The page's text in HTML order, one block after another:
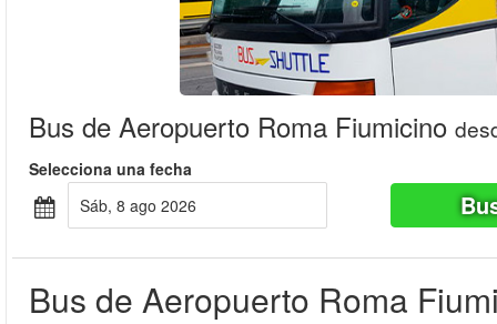
Bus de Aeropuerto Roma Fiumicino
Selecciona una fecha
sáb, 8 ago 2026
Bus de Aeropuerto Roma